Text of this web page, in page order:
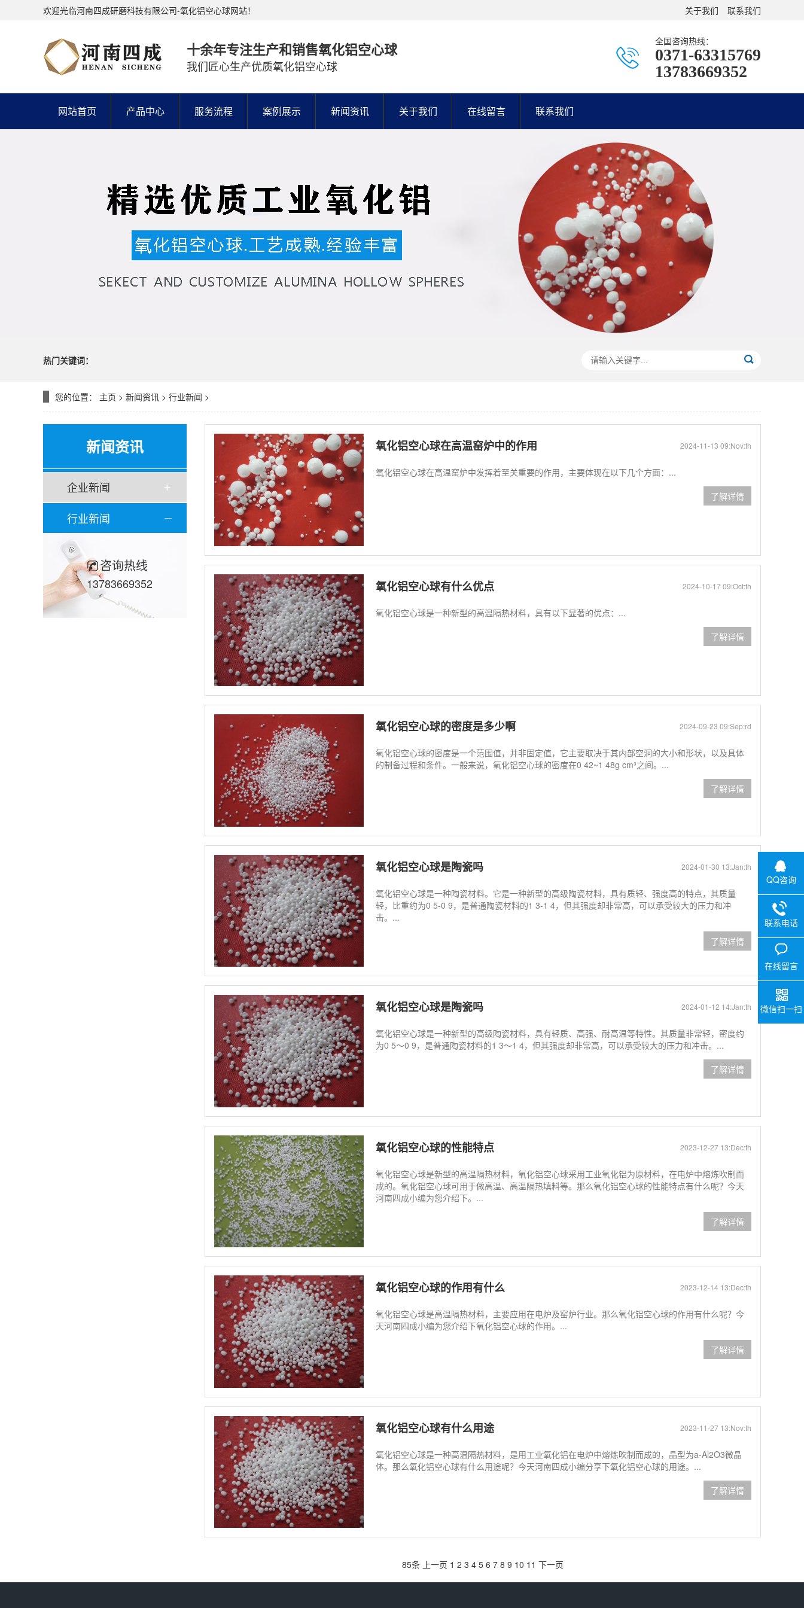
关于我们 联系我们
欢迎光临河南四成研磨科技有限公司-氧化铝空心球网站！
十余年专注生产和销售氧化铝空心球
我们匠心生产优质氧化铝空心球
全国咨询热线：
0371-63315769
13783669352
网站首页 产品中心 服务流程 案例展示 新闻资讯 关于我们 在线留言 联系我们
热门关键词：
您的位置： 主页 > 新闻资讯 > 行业新闻 >
新闻资讯
企业新闻
行业新闻
咨询热线
13783669352
2024-11-13 09:Nov:th
氧化铝空心球在高温窑炉中的作用
氧化铝空心球在高温窑炉中发挥着至关重要的作用，主要体现在以下几个方面：...
了解详情
2024-10-17 09:Oct:th
氧化铝空心球有什么优点
氧化铝空心球是一种新型的高温隔热材料，具有以下显著的优点：...
了解详情
2024-09-23 09:Sep:rd
氧化铝空心球的密度是多少啊
氧化铝空心球的密度是一个范围值，并非固定值，它主要取决于其内部空洞的大小和形状，以及具体
的制备过程和条件。一般来说，氧化铝空心球的密度在0 42~1 48g cm³之间。...
了解详情
2024-01-30 13:Jan:th
氧化铝空心球是陶瓷吗
氧化铝空心球是一种陶瓷材料。它是一种新型的高级陶瓷材料，具有质轻、强度高的特点，其质量
轻，比重约为0 5-0 9，是普通陶瓷材料的1 3-1 4，但其强度却非常高，可以承受较大的压力和冲
击。...
了解详情
2024-01-12 14:Jan:th
氧化铝空心球是陶瓷吗
氧化铝空心球是一种新型的高级陶瓷材料，具有轻质、高强、耐高温等特性。其质量非常轻，密度约
为0 5～0 9，是普通陶瓷材料的1 3～1 4，但其强度却非常高，可以承受较大的压力和冲击。...
了解详情
2023-12-27 13:Dec:th
氧化铝空心球的性能特点
氧化铝空心球是新型的高温隔热材料，氧化铝空心球采用工业氧化铝为原材料，在电炉中熔炼吹制而
成的。氧化铝空心球可用于做高温、高温隔热填料等。那么氧化铝空心球的性能特点有什么呢？今天
河南四成小编为您介绍下。...
了解详情
2023-12-14 13:Dec:th
氧化铝空心球的作用有什么
氧化铝空心球是高温隔热材料，主要应用在电炉及窑炉行业。那么氧化铝空心球的作用有什么呢？今
天河南四成小编为您介绍下氧化铝空心球的作用。...
了解详情
2023-11-27 13:Nov:th
氧化铝空心球有什么用途
氧化铝空心球是一种高温隔热材料，是用工业氧化铝在电炉中熔炼吹制而成的，晶型为a-Al2O3微晶
体。那么氧化铝空心球有什么用途呢？今天河南四成小编分享下氧化铝空心球的用途。...
了解详情
85条 上一页 1 2 3 4 5 6 7 8 9 10 11 下一页
QQ咨询
联系电话
在线留言
微信扫一扫